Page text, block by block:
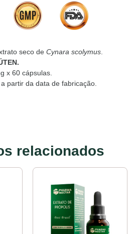
seco de Cynara scolymus
x 60 cápsulas.
partir da data de fabricação.
relacionados